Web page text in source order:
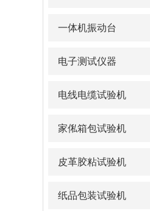
一体机振动台
电子测试仪器
电线电缆试验机
家俬箱包试验机
皮革胶粘试验机
纸品包装试验机